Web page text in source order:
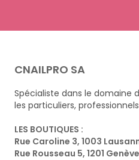
CNAILPRO SA
Spécialiste dans le domaine
les particuliers,
LES BOUTIQUES :
Rue Caroline 3, 1003
Rue Rousseau 5, 1201 Genève